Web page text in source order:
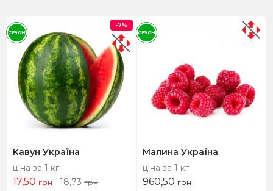
Кавун Україна
ціна за 1 кг
17,50 грн 18,73грн
-7%
СЕЗОН
Малина Україна
ціна за 1 кг
960,50 грн
СЕЗОН